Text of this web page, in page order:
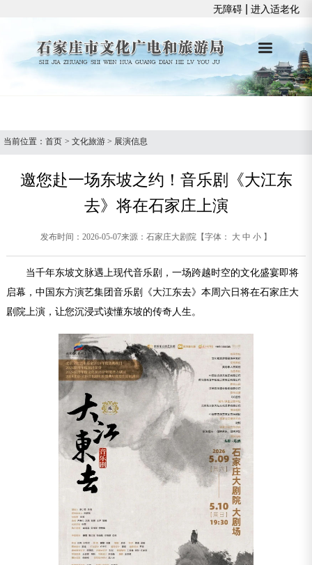
无障碍 |进入适老化
当前位置：首页 >文化旅游 > 展演信息
邀您赴一场东坡之约！音乐剧《大江东
去》将在石家庄上演
发布时间：2026-05-07来源：石家庄大剧院 【字体： 大 中 小 】
当千年东坡文脉遇上现代音乐剧，一场跨越时空的文化盛宴即将
启幕，中国东方演艺集团音乐剧《大江东去》本周六日将在石家庄大
剧院上演，让您沉浸式读懂东坡的传奇人生。